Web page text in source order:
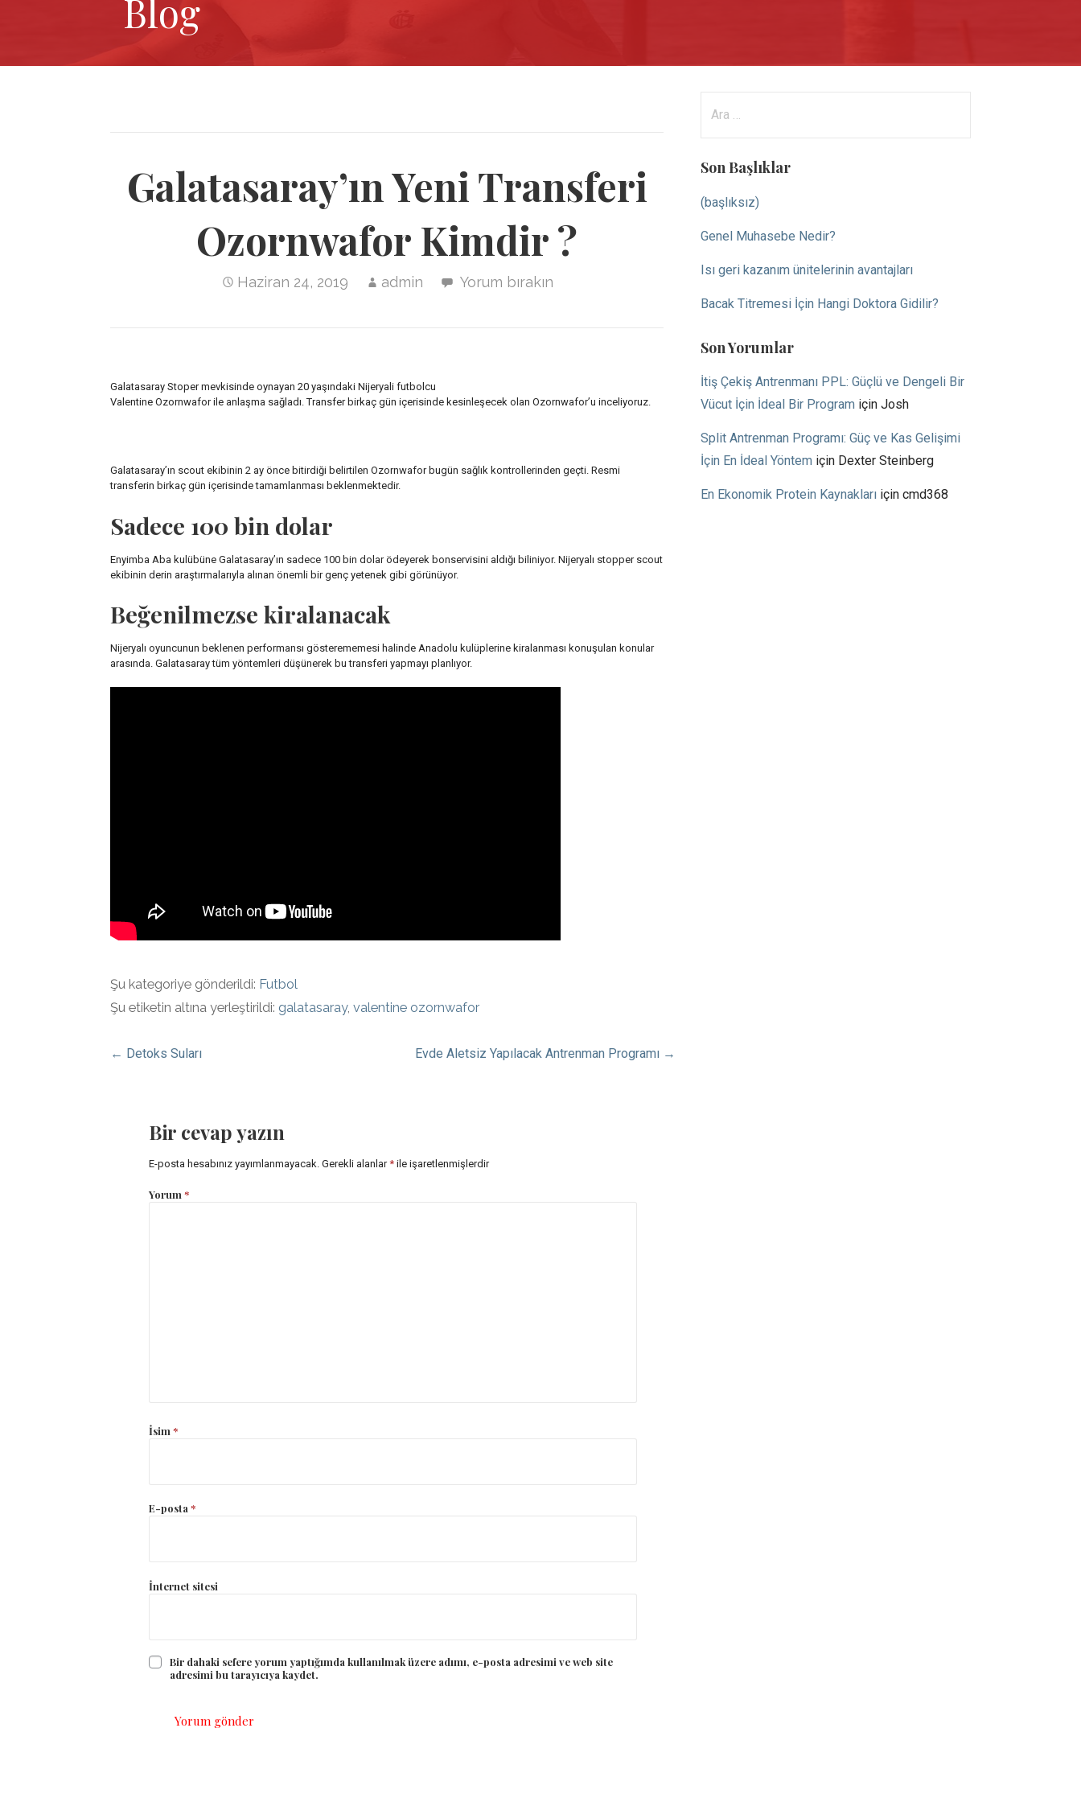
Blog
Galatasaray’ın Yeni Transferi
Ozornwafor Kimdir ?
Haziran 24, 2019 admin Yorum bırakın
Galatasaray Stoper mevkisinde oynayan 20 yaşındaki Nijeryali futbolcu
Valentine Ozornwafor ile anlaşma sağladı. Transfer birkaç gün içerisinde kesinleşecek olan Ozornwafor’u inceliyoruz.
Galatasaray’ın scout ekibinin 2 ay önce bitirdiği belirtilen Ozornwafor bugün sağlık kontrollerinden geçti. Resmi
transferin birkaç gün içerisinde tamamlanması beklenmektedir.
Sadece 100 bin dolar
Enyimba Aba kulübüne Galatasaray’ın sadece 100 bin dolar ödeyerek bonservisini aldığı biliniyor. Nijeryalı stopper scout
ekibinin derin araştırmalarıyla alınan önemli bir genç yetenek gibi görünüyor.
Beğenilmezse kiralanacak
Nijeryalı oyuncunun beklenen performansı gösterememesi halinde Anadolu kulüplerine kiralanması konuşulan konular
arasında. Galatasaray tüm yöntemleri düşünerek bu transferi yapmayı planlıyor.
Şu kategoriye gönderildi: Futbol
Şu etiketin altına yerleştirildi:galatasaray,valentine ozornwafor
Yazı
← Detoks Suları Evde Aletsiz Yapılacak Antrenman Programı →
Bir cevap yazın
E-posta hesabınız yayımlanmayacak. Gerekli alanlar* ile işaretlenmişlerdir
Yorum*
İsim*
E-posta*
İnternet sitesi
Bir dahaki sefere yorum yaptığımda kullanılmak üzere adımı, e-posta adresimi ve web site
adresimi bu tarayıcıya kaydet.
Son Başlıklar
(başlıksız)
Genel Muhasebe Nedir?
Isı geri kazanım ünitelerinin avantajları
Bacak Titremesi İçin Hangi Doktora Gidilir?
Son Yorumlar
İtiş Çekiş Antrenmanı PPL: Güçlü ve Dengeli Bir
Vücut İçin İdeal Bir Program için Josh
Split Antrenman Programı: Güç ve Kas Gelişimi
İçin En İdeal Yöntem için Dexter Steinberg
En Ekonomik Protein Kaynaklarıiçin cmd368